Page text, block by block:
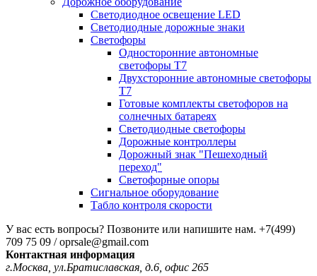
Светодиодное освещение LED
Светодиодные дорожные знаки
Светофоры
Односторонние автономные
светофоры Т7
Двухсторонние автономные светофоры
Т7
Готовые комплекты светофоров на
солнечных батареях
Светодиодные светофоры
Дорожные контроллеры
Дорожный знак "Пешеходный
переход"
Светофорные опоры
Сигнальное оборудование
Табло контроля скорости
У вас есть вопросы? Позвоните или напишите нам. +7(499)
709 75 09 / oprsale@gmail.com
Контактная информация
г.Москва, ул.Братиславская, д.6, офис 265